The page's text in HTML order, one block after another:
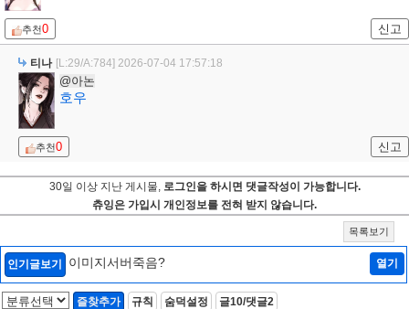
추천0 신고
티나 [L:29/A:784] 2026-07-04 17:57:18
@아논
호우
추천0 신고
30일 이상 지난 게시물, 로그인을 하시면 댓글작성이 가능합니다.
츄잉은 가입시 개인정보를 전혀 받지 않습니다.
목록보기
인기글보기 이미지서버죽음? 열기
즐찾추가 규칙 숨덕설정 글10/댓글2